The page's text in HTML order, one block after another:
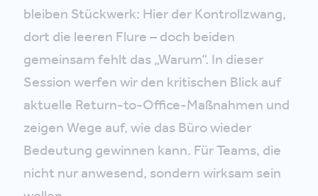
bleiben Stückwerk: Hier der Kontrollzwang,
dort die leeren Flure – doch beiden
gemeinsam fehlt das „Warum“. In dieser
Session werfen wir den kritischen Blick auf
aktuelle Return-to-Office-Maßnahmen und
zeigen Wege auf, wie das Büro wieder
Bedeutung gewinnen kann. Für Teams, die
nicht nur anwesend, sondern wirksam sein